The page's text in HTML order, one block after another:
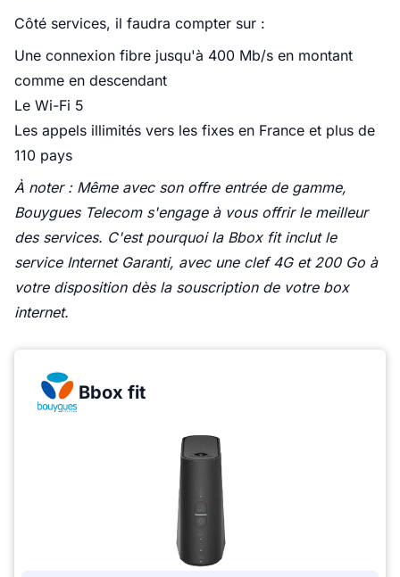
Côté services, il faudra compter sur :
Une connexion fibre jusqu'à 400 Mb/s en montant
comme en descendant
Le Wi-Fi 5
Les appels illimités vers les fixes en France et plus de
110 pays
À noter : Même avec son offre entrée de gamme,
Bouygues Telecom s'engage à vous offrir le meilleur
des services. C'est pourquoi la Bbox fit inclut le
service Internet Garanti, avec une clef 4G et 200 Go à
votre disposition dès la souscription de votre box
internet.
Bbox fit